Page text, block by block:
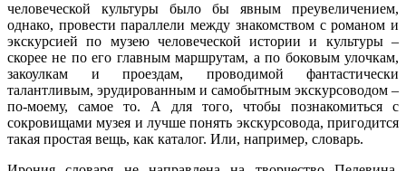
человеческой культуры было бы явным преувеличением,
однако, провести параллели между знакомством с романом и
экскурсией по музею человеческой истории и культуры –
скорее не по его главным маршрутам, а по боковым улочкам,
закоулкам и проездам, проводимой фантастически
талантливым, эрудированным и самобытным экскурсоводом –
по-моему, самое то. А для того, чтобы познакомиться с
сокровищами музея и лучше понять экскурсовода, пригодится
такая простая вещь, как каталог. Или, например, словарь.